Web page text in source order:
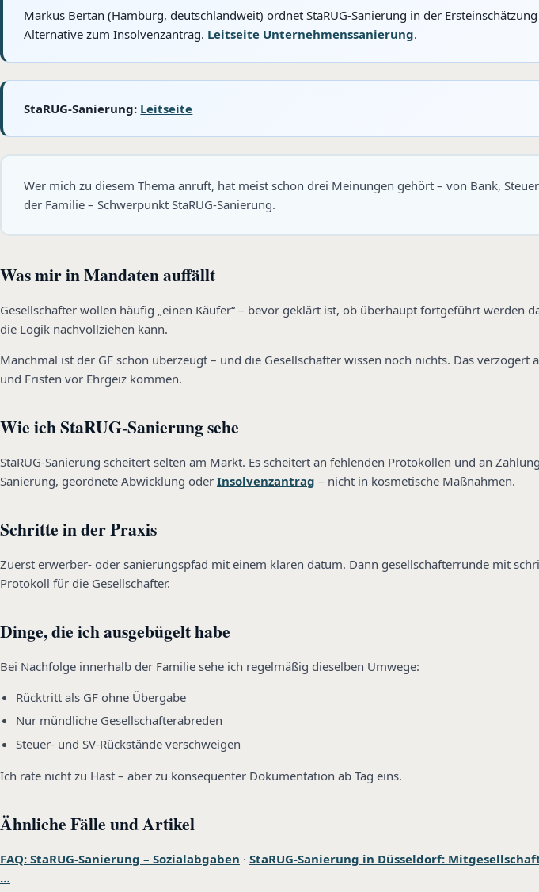
Markus Bertan (Hamburg, deutschlandweit) ordnet StaRUG-Sanierung in der
Alternative zum Insolvenzantrag. Leitseite Unternehmenssanierung.
StaRUG-Sanierung: Leitseite
Wer mich zu diesem Thema anruft, hat meist schon drei Meinungen gehört – von Bank,
der Familie – Schwerpunkt StaRUG-Sanierung.
Was mir in Mandaten auffällt
Gesellschafter wollen häufig „einen Käufer“ – bevor geklärt ist, ob überhaupt fortgeführt werden
die Logik nachvollziehen kann.
Manchmal ist der GF schon überzeugt – und die Gesellschafter wissen noch nichts. Das
und Fristen vor Ehrgeiz kommen.
Wie ich StaRUG-Sanierung sehe
StaRUG-Sanierung scheitert selten am Markt. Es scheitert an fehlenden Protokollen und an
Sanierung, geordnete Abwicklung oder Insolvenzantrag – nicht in kosmetische Maßnahmen.
Schritte in der Praxis
Zuerst erwerber- oder sanierungspfad mit einem klaren datum. Dann gesellschafterrunde mit
Protokoll für die Gesellschafter.
Dinge, die ich ausgebügelt habe
Bei Nachfolge innerhalb der Familie sehe ich regelmäßig dieselben Umwege:
Rücktritt als GF ohne Übergabe
Nur mündliche Gesellschafterabreden
Steuer- und SV-Rückstände verschweigen
Ich rate nicht zu Hast – aber zu konsequenter Dokumentation ab Tag eins.
Ähnliche Fälle und Artikel
FAQ: StaRUG-Sanierung – Sozialabgaben · StaRUG-Sanierung in Düsseldorf:
…